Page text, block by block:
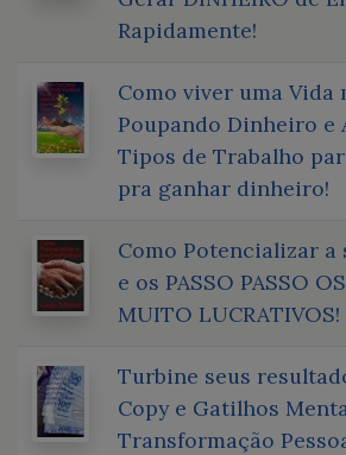
Rapidamente!
Como viver uma Vida
Poupando Dinheiro e
Tipos de Trabalho
pra ganhar dinheiro!
Como Potencializar a
e os PASSO PASSO
MUITO LUCRATIVOS!
Turbine seus
Copy e Gatilhos
Transformação